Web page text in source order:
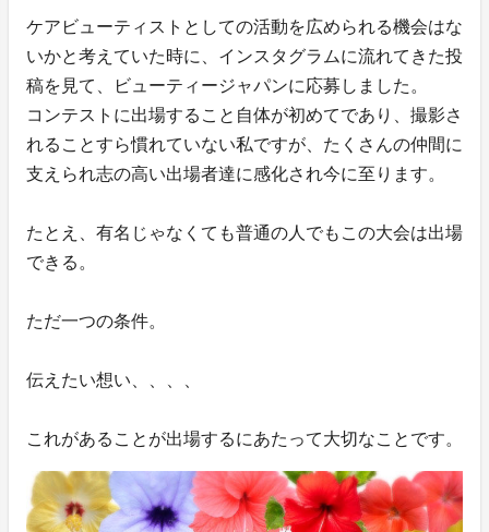
ケアビューティストとしての活動を広められる機会はな
いかと考えていた時に、インスタグラムに流れてきた投
稿を見て、ビューティージャパンに応募しました。
コンテストに出場すること自体が初めてであり、撮影さ
れることすら慣れていない私ですが、たくさんの仲間に
支えられ志の高い出場者達に感化され今に至ります。
たとえ、有名じゃなくても普通の人でもこの大会は出場
できる。
ただ一つの条件。
伝えたい想い、、、、
これがあることが出場するにあたって大切なことです。